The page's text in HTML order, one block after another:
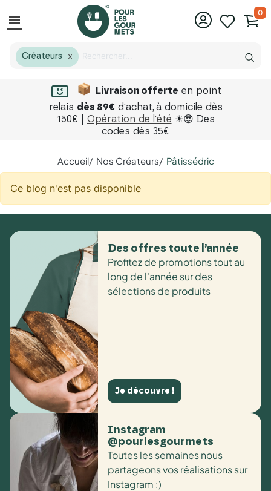
menu
Créateurs X
0
Livraison offerte en point
relais dès 89€ d'achat, à domicile dès
150€ | Opération de l'été ☀😎 Des
codes dès 35€
Accueil Nos Créateurs Pâtissédric
Ce blog n'est pas disponible
Des offres toute l’année
Profitez de promotions tout au
long de l'année sur des
sélections de produits
Je découvre !
Instagram
@pourlesgourmets
Toutes les semaines nous
partageons vos réalisations sur
Instagram :)